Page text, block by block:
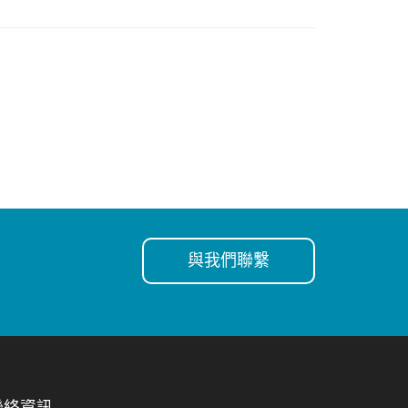
與我們聯繫